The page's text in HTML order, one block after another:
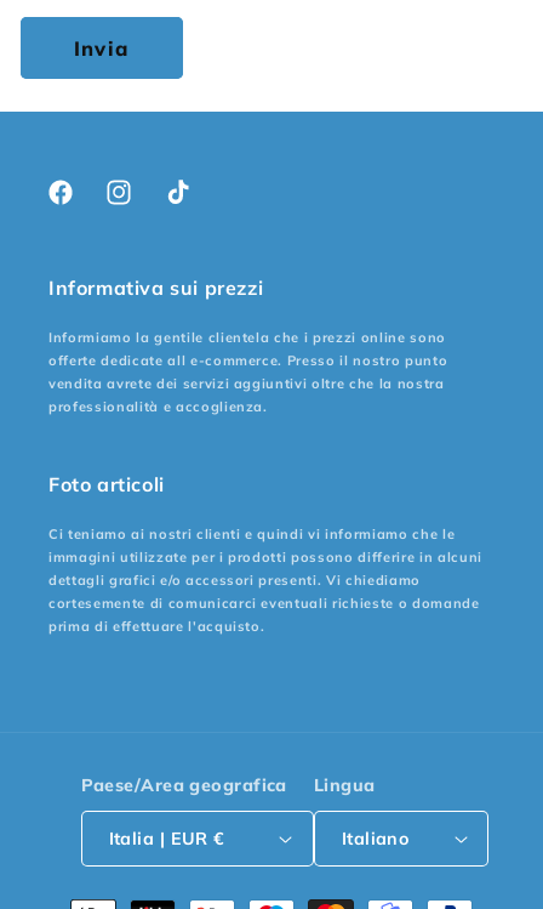
Invia
FacebookInstagramTikTok
Informativa sui prezzi
Informiamo la gentile clientela che i prezzi online sono
offerte dedicate all e-commerce. Presso il nostro punto
vendita avrete dei servizi aggiuntivi oltre che la nostra
professionalità e accoglienza.
Foto articoli
Ci teniamo ai nostri clienti e quindi vi informiamo che le
immagini utilizzate per i prodotti possono differire in alcuni
dettagli grafici e/o accessori presenti. Vi chiediamo
cortesemente di comunicarci eventuali richieste o domande
prima di effettuare l'acquisto.
Paese/Area geografica
Italia | EUR €
Lingua
Italiano
Metodi